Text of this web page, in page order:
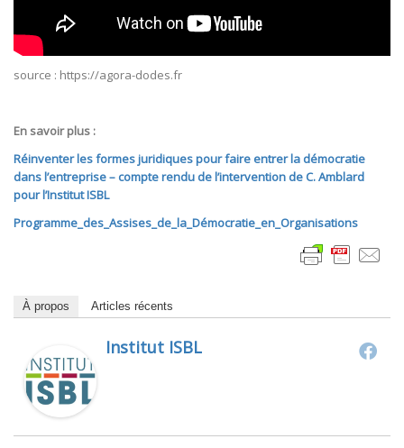
source : https://agora-dodes.fr
En savoir plus :
Réinventer les formes juridiques pour faire entrer la démocratie
dans l’entreprise – compte rendu de l’intervention de C. Amblard
pour l’Institut ISBL
Programme_des_Assises_de_la_Démocratie_en_Organisations
À propos Articles récents
Institut ISBL